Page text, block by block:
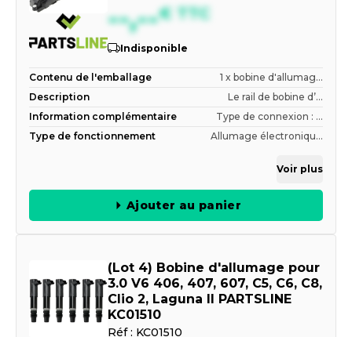
--,--€ TTC
Indisponible
Contenu de l'emballage
1 x bobine d'allumag...
Description
Le rail de bobine d’...
Information complémentaire
Type de connexion : ...
Type de fonctionnement
Allumage électroniqu...
Voir plus
Ajouter au panier
(Lot 4) Bobine d'allumage pour
3.0 V6 406, 407, 607, C5, C6, C8,
Clio 2, Laguna II PARTSLINE
KC01510
Réf : KC01510